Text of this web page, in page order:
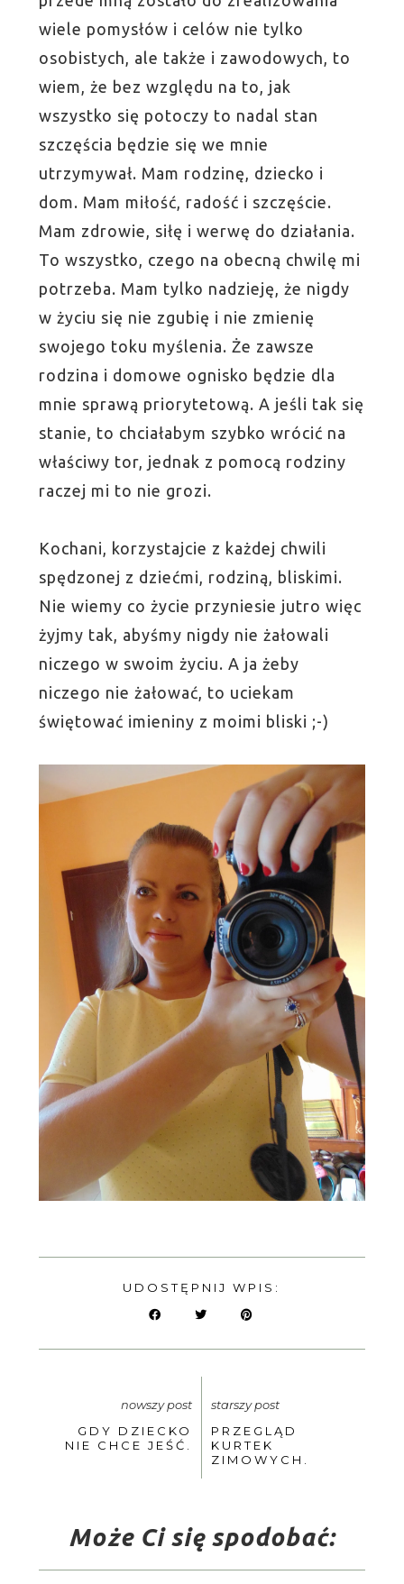
wiele pomysłów i celów nie tylko
osobistych, ale także i zawodowych, to
wiem, że bez względu na to, jak
wszystko się potoczy to nadal stan
szczęścia będzie się we mnie
utrzymywał. Mam rodzinę, dziecko i
dom. Mam miłość, radość i szczęście.
Mam zdrowie, siłę i werwę do działania.
To wszystko, czego na obecną chwilę mi
potrzeba. Mam tylko nadzieję, że nigdy
w życiu się nie zgubię i nie zmienię
swojego toku myślenia. Że zawsze
rodzina i domowe ognisko będzie dla
mnie sprawą priorytetową. A jeśli tak się
stanie, to chciałabym szybko wrócić na
właściwy tor, jednak z pomocą rodziny
raczej mi to nie grozi.
Kochani, korzystajcie z każdej chwili
spędzonej z dziećmi, rodziną, bliskimi.
Nie wiemy co życie przyniesie jutro więc
żyjmy tak, abyśmy nigdy nie żałowali
niczego w swoim życiu. A ja żeby
niczego nie żałować, to uciekam
świętować imieniny z moimi bliski ;-)
UDOSTĘPNIJ WPIS:
nowszy post
GDY DZIECKO
NIE CHCE JEŚĆ.
starszy post
PRZEGLĄD
KURTEK
ZIMOWYCH.
Może Ci się spodobać: